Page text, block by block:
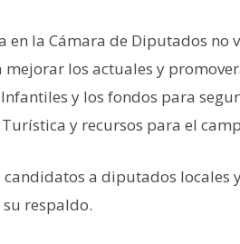
en la Cámara de Diputados no
los actuales y
y los fondos para
y recursos para el
a diputados locales
respaldo.